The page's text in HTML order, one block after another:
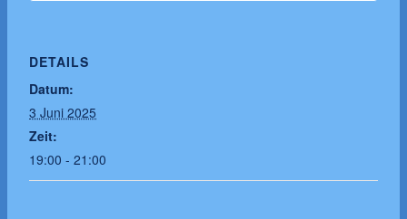
DETAILS
Datum:
3 Juni 2025
Zeit:
19:00 - 21:00